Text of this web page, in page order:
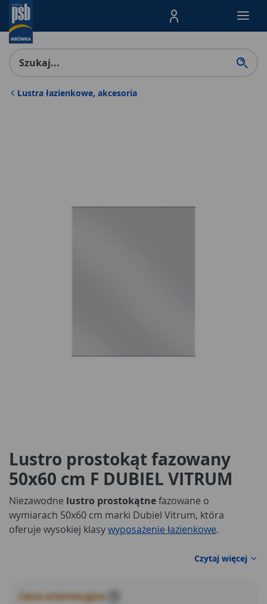
Menu Produktów,
Lustra łazienkowe, akcesoria
Lustro prostokąt fazowany
50x60 cm F DUBIEL VITRUM
Niezawodne lustro prostokątnefazowane o
wymiarach 50x60 cm marki Dubiel Vitrum, która
oferuje wysokiej klasywyposażenie łazienkowe.
Czytaj więcej
Cena orientacyjna